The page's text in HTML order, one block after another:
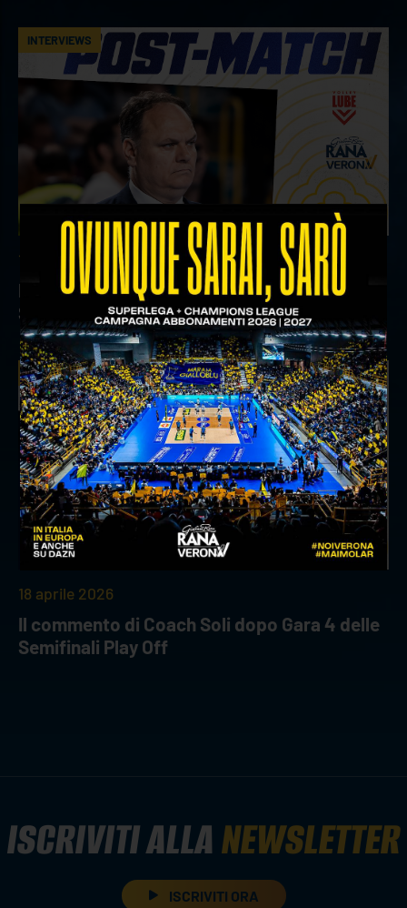
INTERVIEWS
18 aprile 2026
Il commento del ds Lami dopo Gara 4 delle
Semifinali Play Off
INTERVIEWS
18 aprile 2026
Il commento di Coach Soli dopo Gara 4 delle
Semifinali Play Off
ISCRIVITI ALLANEWSLETTER
ISCRIVITI ORA